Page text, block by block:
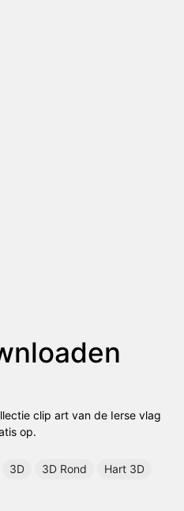
clip art van de Ierse vlag
op.
3D 3D Rond Hart 3D